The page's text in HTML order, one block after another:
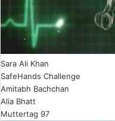
Sara Ali Khan
SafeHands Challenge
Amitabh Bachchan
Alia Bhatt
Muttertag 97